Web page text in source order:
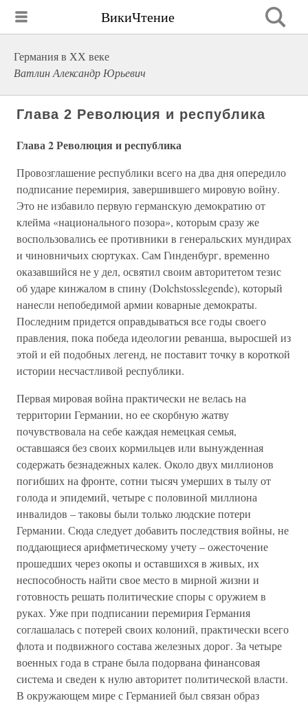
ВикиЧтение
Германия в ХХ веке
Ватлин Александр Юрьевич
Глава 2 Революция и республика
Глава 2Революция и республика
Провозглашение республики всего на два дня опередило
подписание перемирия, завершившего мировую войну.
Это не избавило первую германскую демократию от
клейма «национального позора», которым сразу же
воспользовались ее противники в генеральских мундирах
и чиновничьих сюртуках. Сам Гинденбург, временно
оказавшийся не у дел, освятил своим авторитетом тезис
об ударе кинжалом в спину (Dolchstosslegende), который
нанесли непобедимой армии коварные демократы.
Последним придется оправдываться все годы своего
правления, пока победа идеологии реванша, выросшей из
этой и ей подобных легенд, не поставит точку в короткой
истории несчастливой республики.
Первая мировая война практически не велась на
территории Германии, но ее скорбную жатву
почувствовала на себе каждая немецкая семья,
оставшаяся без своих кормильцев или вынужденная
содержать безнадежных калек. Около двух миллионов
погибших на фронте, сотни тысяч умерших в тылу от
голода и эпидемий, четыре с половиной миллиона
инвалидов – таковы были только людские потери
Германии. Сюда следует добавить последствия войны, не
поддающиеся арифметическому учету – ожесточение
прошедших через окопы и оставшихся в живых, их
неспособность найти свое место в мирной жизни и
готовность решать политические споры с оружием в
руках. Уже при подписании перемирия Германия
соглашалась с потерей своих колоний, практически всего
флота и подвижного состава железных дорог. За четыре
военных года в стране была подорвана финансовая
система и сведен к нулю авторитет политической власти.
В окружающем мире с Германией был связан образ